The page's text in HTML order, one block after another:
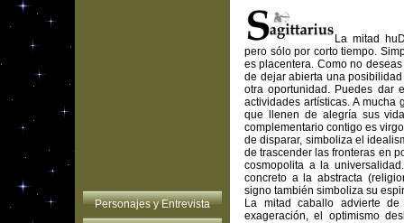
Personajes y Entrevista
La mitad
pero sólo por corto tiempo.
es placentera. Como no
de dejar abierta una
otra oportunidad. Puedes dar
actividades artísticas. A mucha
que llenen de alegría sus
complementario contigo es
de disparar, simboliza el
de trascender las fronteras en
cosmopolita a la
concreto a la abstracta
signo también simboliza su
La mitad caballo advierte
exageración, el optimismo